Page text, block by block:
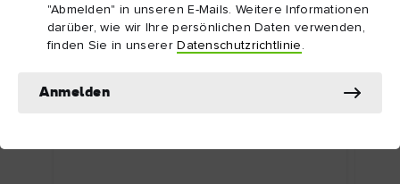
"Abmelden" in unseren E-Mails. Weitere Informationen
darüber, wie wir Ihre persönlichen Daten verwenden,
finden Sie in unserer Datenschutzrichtlinie .
Anmelden
ARTIKEL
Dublin Stadt: Top-Attraktionen
einzigartige Dubliner Sehenswürdigkeiten,